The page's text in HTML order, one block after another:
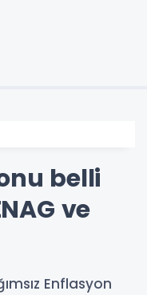
belli
ve
Enflasyon